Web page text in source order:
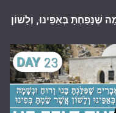
שֶׁנָּפַחְתָּ בְּאַפֵּינוּ, וְלָשׁוֹן